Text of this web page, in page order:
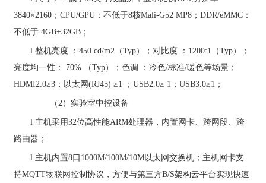
3840×2160 ；CPU/GPU ：不低于8核Mali-G52 MP8 ；DDR/eMMC ：
不低于4GB+32GB ；
l整机亮度 ：450 cd/m2 （Typ）；对比度 ： 1200:1 （Typ）；
亮度均一性： 70% （Typ）；色调 ：冷色/标准/暖色等场景；
HDMI2.0≥3 ；以太网(RJ45)≥1 ；USB2.0≥ 1 ；USB3.0≥1 ；
（2）实验室中控设备
l 主机采用32位高性能ARM处理器，内置网卡、跨网段、跨
路由器；
l 主机内置8口1000M/100M/10M以太网交换机；主机网卡支
持MQTT物联网控制协议，方便与第三方B/S架构云平台实现快速